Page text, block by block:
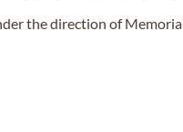
the direction of